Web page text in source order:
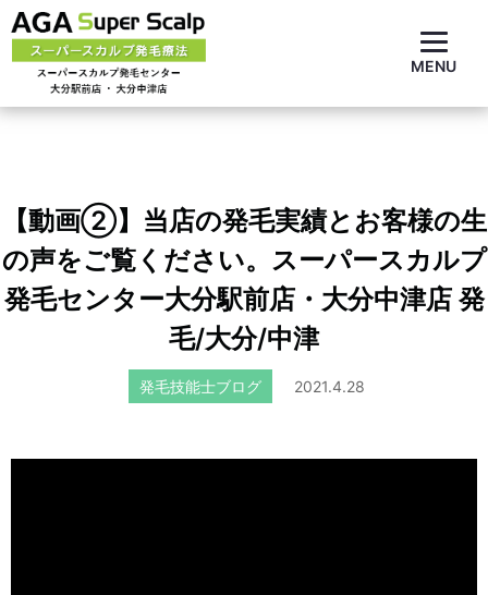
【動画②】当店の発毛実績とお客様の生
の声をご覧ください。スーパースカルプ
発毛センター大分駅前店・大分中津店 発
毛/大分/中津
発毛技能士ブログ 2021.4.28
MENU